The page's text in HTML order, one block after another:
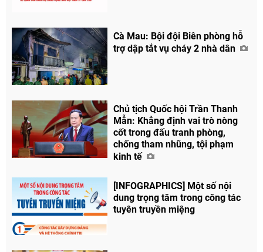
Cà Mau: Bội đội Biên phòng hỗ
trợ dập tắt vụ cháy 2 nhà dân
Chủ tịch Quốc hội Trần Thanh
Mẫn: Khẳng định vai trò nòng
cốt trong đấu tranh phòng,
chống tham nhũng, tội phạm
kinh tế
[INFOGRAPHICS] Một số nội
dung trọng tâm trong công tác
tuyên truyền miệng